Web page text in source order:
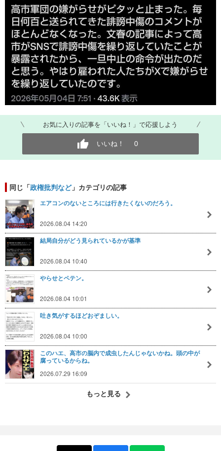
お気に入りの記事を「いいね！」で応援しよう
いいね！ 0
同じ「政権批判など」カテゴリの記事
エアコンのないところには行きたくないのだろう。
2026.08.04 14:20
結局自分がどう見られているかが基準
2026.08.04 10:40
やらせとペテン。
2026.08.04 10:01
吐き気がするほどおぞましい。
2026.08.04 10:00
このハエ、高市の脳内で成虫したんじゃないかね。頭の中が
腐っているからね。
2026.07.29 16:09
もっと見る